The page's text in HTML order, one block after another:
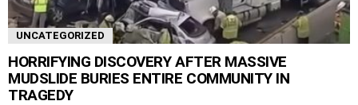
UNCATEGORIZED
HORRIFYING DISCOVERY AFTER MASSIVE
MUDSLIDE BURIES ENTIRE COMMUNITY IN
TRAGEDY